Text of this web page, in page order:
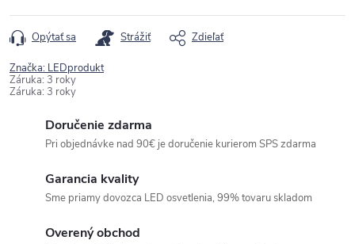
Opýtať sa Strážiť Zdieľať
Značka: LEDprodukt
Záruka: 3 roky
Záruka: 3 roky
Doručenie zdarma
Pri objednávke nad 90€ je doručenie kurierom SPS zdarma
Garancia kvality
Sme priamy dovozca LED osvetlenia, 99% tovaru skladom
Overený obchod